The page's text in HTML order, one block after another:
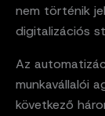
nem történik
digitalizációs
Az
munkavállalói
következő